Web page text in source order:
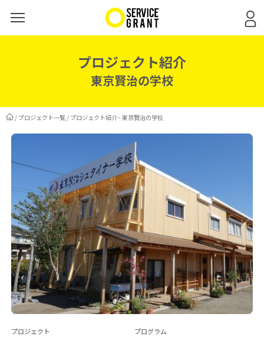
プロジェクト紹介
東京賢治の学校
/ プロジェクト一覧 / プロジェクト紹介 - 東京賢治の学校
プロジェクト プログラム